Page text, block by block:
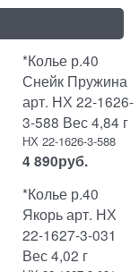
*Колье р.40
Снейк Пружина
арт. НХ 22-1626-
3-588 Вес 4,84 г
НХ 22-1626-3-588
4 890руб.
*Колье р.40
Якорь арт. НХ
22-1627-3-031
Вес 4,02 г